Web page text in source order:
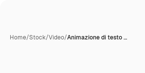
Home/Stock/Video/Animazione di testo …